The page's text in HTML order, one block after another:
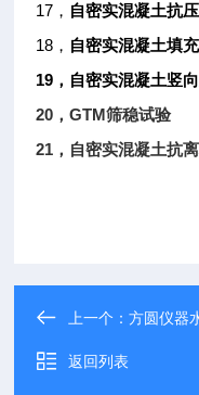
17 ， 自密实混凝土抗
18 ， 自密实混凝土填
19 ，自密实混凝土竖
20 ，GTM筛稳试验
21 ，自密实混凝土抗
上一个：方圆仪器
返回列表